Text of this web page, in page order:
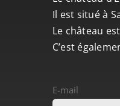
Il est situé à
Le château
C’est
E-mail